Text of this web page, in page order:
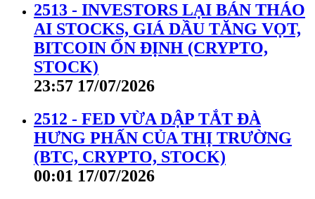
2513 - INVESTORS LẠI BÁN THÁO
AI STOCKS, GIÁ DẦU TĂNG VỌT,
BITCOIN ỔN ĐỊNH (CRYPTO,
STOCK)
23:57 17/07/2026
2512 - FED VỪA DẬP TẮT ĐÀ
HƯNG PHẤN CỦA THỊ TRƯỜNG
(BTC, CRYPTO, STOCK)
00:01 17/07/2026